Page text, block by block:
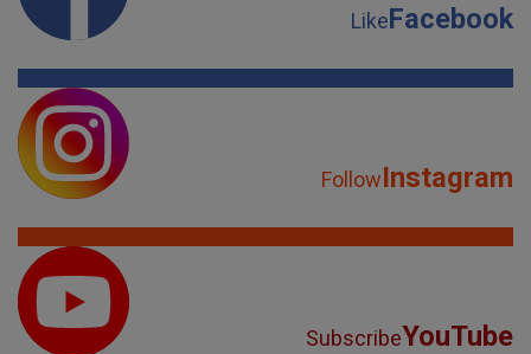
LikeFacebook
FollowInstagram
SubscribeYouTube